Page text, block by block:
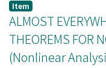
Item
ALMOST
THEOREMS FOR
(Nonlinear